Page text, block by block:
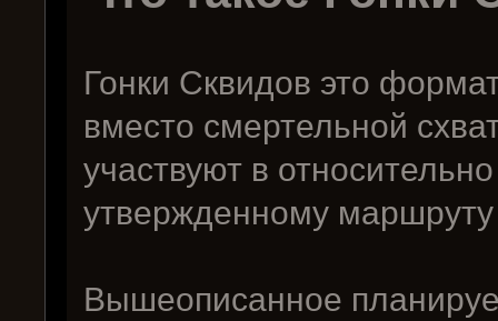
Гонки Сквидов это
вместо смертельной
участвуют в
утвержденному
Вышеописанное